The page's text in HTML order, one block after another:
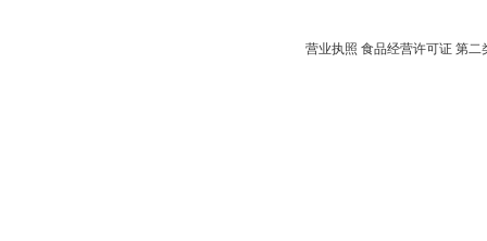
营业执照 食品经营许可证 第二